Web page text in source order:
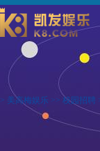
> 美高梅娱乐 >> 校园招聘